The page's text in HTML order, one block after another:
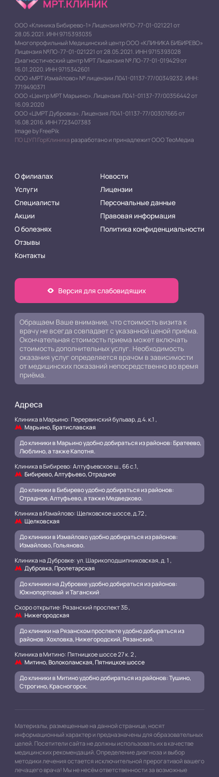
ООО «Клиника Бибирево-1» Лицензия №ЛО-77-01-021221 от
28.05.2021. ИНН 9715393035
Многопрофильный Медицинский центр ООО «КЛИНИКА БИБИРЕВО»
Лицензия №ЛО-77-01-021221 от 28.05.2021. ИНН 9715393028
Диагностический центр МРТ Лицензия № ЛО-77-01-019429 от
16.01.2020. ИНН 9715342601
ООО «МРТ Измайлово» № лицензии Л041-01137-77/00349232. ИНН:
7719490371
ООО «Центр МРТ Марьино». Лицензия Л041-01137-77/00356442 от
16.09.2020
ООО «ЦМРТ Дубровка». Лицензия Л041-01137-77/00307665 от
16.08.2016. ИНН 7723407383
Image by FreePik
ПО ЦУП ГорКлиника разработано и принадлежит ООО ТеоМедиа
О филиалах
Услуги
Специалисты
Акции
О болезнях
Отзывы
Контакты
Новости
Лицензии
Персональные данные
Правовая информация
Политика конфиденциальности
Версия для слабовидящих
Обращаем Ваше внимание, что стоимость визита к
врачу не всегда совпадает с указанной ценой приёма.
Окончательная стоимость приема может включать
стоимость дополнительных услуг. Необходимость
оказания услуг определяется врачом в зависимости
от медицинских показаний непосредственно во время
приёма.
Адреса
Клиника в Марьино: Перервинский бульвар, д.4. к.1 ,
Марьино, Братиславская
До клиники в Марьино удобно добираться из районов: Братеево,
Люблино, а также Капотня.
Клиника в Бибирево: Алтуфьевское ш., 66 с.1,
Бибирево, Алтуфьево, Отрадное
До клиники в Бибирево удобно добираться из районов:
Отрадное, Алтуфьево, а также Медведково.
Клиника в Измайлово: Щелковское шоссе, д.72 ,
Щелковская
До клиники в Измайлово удобно добираться из районов:
Измайлово, Гольяново.
Клиника на Дубровке: ул. Шарикоподшипниковская, д. 1 ,
Дубровка, Пролетарская
До клиники на Дубровке удобно добираться из районов:
Южнопортовый и Таганский.
Скоро открытие: Рязанский проспект 3Б ,
Нижегородская
До клиники на Рязанском проспекте удобно добираться из
районов: Хохловка, Нижегородский, Рязанский..
Клиника в Митино: Пятницкое шоссе 27 к. 2 ,
Митино, Волоколамская, Пятницкое шоссе
До клиники в Митино удобно добираться из районов: Тушино,
Строгино, Красногорск.
Материалы, размещенные на данной странице, носят
информационный характер и предназначены для образовательных
целей. Посетители сайта не должны использовать их в качестве
медицинских рекомендаций. Определение диагноза и выбор
методики лечения остается исключительной прерогативой вашего
лечащего врача! Мы не несём ответственности за возможные